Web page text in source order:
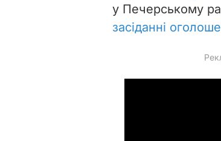
у Печерському
засіданні